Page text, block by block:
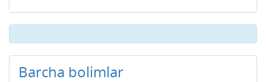
Barcha bolimlar